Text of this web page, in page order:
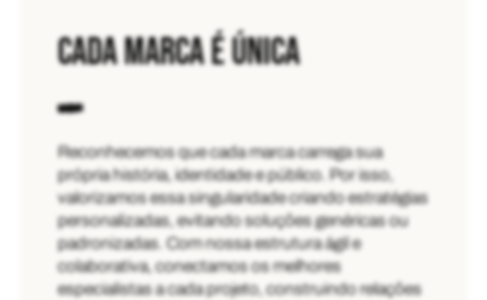
CADA MARCA É ÚNICA
Reconhecemos que cada marca carrega sua
própria história, identidade e público. Por isso,
valorizamos essa singularidade criando estratégias
personalizadas, evitando soluções genéricas ou
padronizadas. Com nossa estrutura ágil e
colaborativa, conectamos os melhores
especialistas a cada projeto, construindo relações